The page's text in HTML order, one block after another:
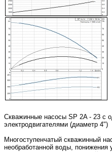
Скважинные насосы SP 2A - 23 c
электродвигателями (диаметр 4")
Многоступенчатый скважинный
необработанной воды, понижения